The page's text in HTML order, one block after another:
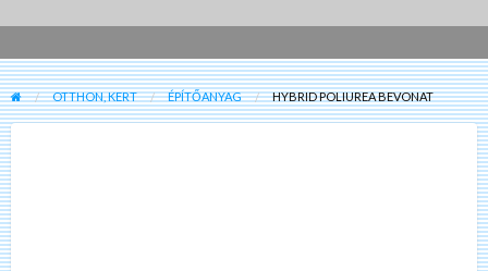
OTTHON, KERT ÉPÍTŐANYAG HYBRID POLIUREA BEVONAT